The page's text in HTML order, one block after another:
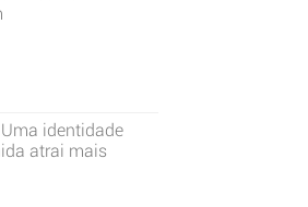
Uma identidade
atrai mais